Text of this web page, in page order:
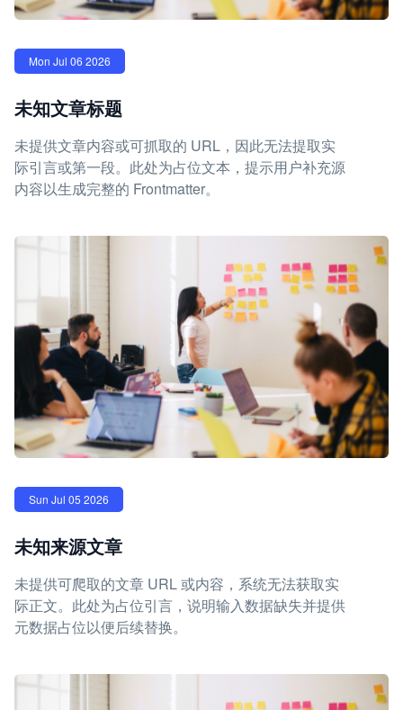
Mon Jul 06 2026
未知文章标题
未提供文章内容或可抓取的 URL，因此无法提取实
际引言或第一段。此处为占位文本，提示用户补充源
内容以生成完整的 Frontmatter。
Sun Jul 05 2026
未知来源文章
未提供可爬取的文章 URL 或内容，系统无法获取实
际正文。此处为占位引言，说明输入数据缺失并提供
元数据占位以便后续替换。